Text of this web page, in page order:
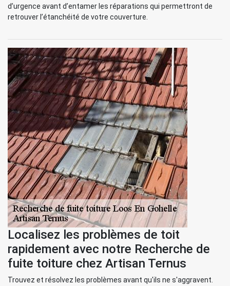
d’urgence avant d’entamer les réparations qui permettront de
retrouver l’étanchéité de votre couverture.
Localisez les problèmes de toit
rapidement avec notre Recherche de
fuite toiture chez Artisan Ternus
Trouvez et résolvez les problèmes avant qu'ils ne s'aggravent.